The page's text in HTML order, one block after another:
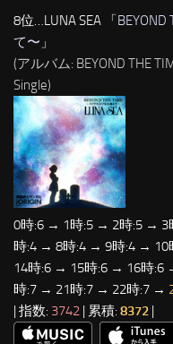
8位…LUNA SEA 「
て〜 」
(アルバム: BEYOND THE
Single)
0時:6 → 1時:5 → 2時:5 →
時:4 → 8時:4 → 9時:4 →
14時:6 → 15時:6 → 16時
時:7 → 21時:7 → 22時:7 →
| 指数: 3742 | 累積: 8372 |